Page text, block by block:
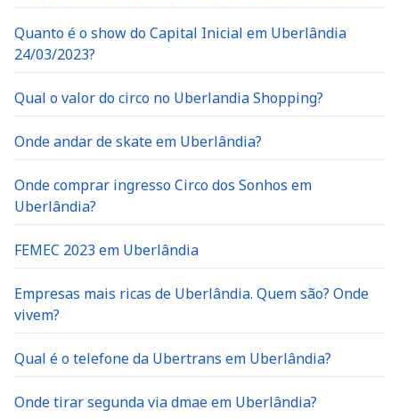
Quanto é o show do Capital Inicial em Uberlândia
24/03/2023?
Qual o valor do circo no Uberlandia Shopping?
Onde andar de skate em Uberlândia?
Onde comprar ingresso Circo dos Sonhos em
Uberlândia?
FEMEC 2023 em Uberlândia
Empresas mais ricas de Uberlândia. Quem são? Onde
vivem?
Qual é o telefone da Ubertrans em Uberlândia?
Onde tirar segunda via dmae em Uberlândia?